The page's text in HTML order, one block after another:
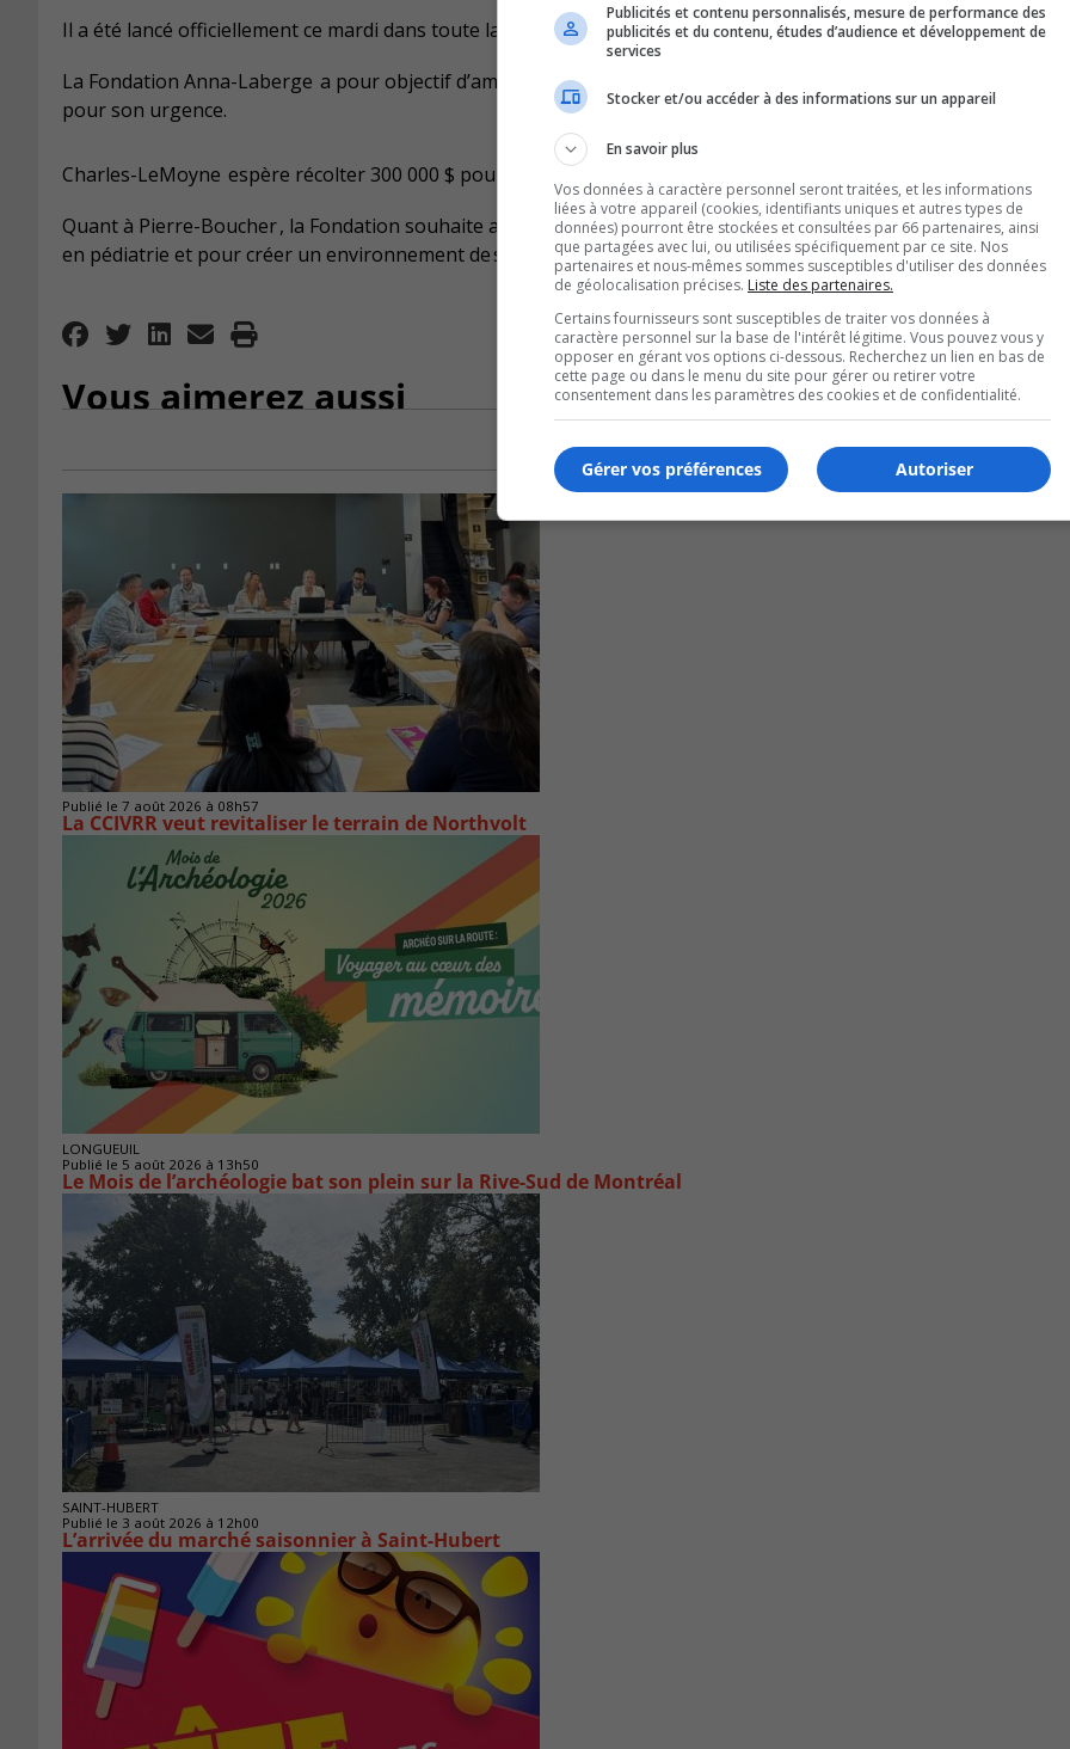
Il a été lancé officiellement ce mardi dans toute la province.
La Fondation Anna-Laberge a pour objectif d’amasser 70 000 $ pour acheter des appareils de signes vitaux
pour son urgence.
Charles-LeMoyne espère récolter 300 000 $ pour se doter d’équipements médicaux à la fine pointe de la
Quant à Pierre-Boucher, la Fondation souhaite atteindre les 110 000 $ pour augmenter l’offre de services
en pédiatrie et pour créer un environnement desoins adaptés aux jeunes patients.
Vous aimerez aussi
Publié le 7 août 2026 à 08h57
La CCIVRR veut revitaliser le terrain de Northvolt
LONGUEUIL
Publié le 5 août 2026 à 13h50
Le Mois de l’archéologie bat son plein sur la Rive-Sud de Montréal
SAINT-HUBERT
Publié le 3 août 2026 à 12h00
L’arrivée du marché saisonnier à Saint-Hubert
Publicités et contenu personnalisés, mesure de performance des
publicités et du contenu, études d’audience et développement de
services
Stocker et/ou accéder à des informations sur un appareil
En savoir plus
Vos données à caractère personnel seront traitées, et les informations
liées à votre appareil (cookies, identifiants uniques et autres types de
données) pourront être stockées et consultées par 66 partenaires, ainsi
que partagées avec lui, ou utilisées spécifiquement par ce site. Nos
partenaires et nous-mêmes sommes susceptibles d'utiliser des données
de géolocalisation précises. Liste des partenaires.
Certains fournisseurs sont susceptibles de traiter vos données à
caractère personnel sur la base de l'intérêt légitime. Vous pouvez vous y
opposer en gérant vos options ci-dessous. Recherchez un lien en bas de
cette page ou dans le menu du site pour gérer ou retirer votre
consentement dans les paramètres des cookies et de confidentialité.
Autoriser
Gérer vos préférences